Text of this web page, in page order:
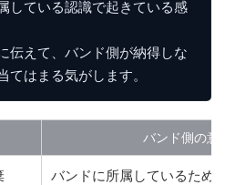
している認識で起きている感
伝えて、バンド側が納得しな
はまる気がします。
バンド側の意
バンドに所属しているため